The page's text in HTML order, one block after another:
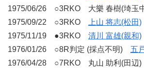
1975/06/26 ○3RKO 大樂 春樹(埼玉
1975/09/22 ○3RKO
上山 将志(松田)
1975/11/19 ●3RKO 清川 富雄(親和)
1976/01/26 ○8R判定 (採点不明) 五
1976/04/28 ○7RKO 丸山 助利(田辺)